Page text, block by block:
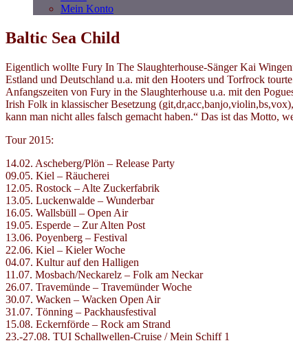
Mein Konto
Baltic Sea Child
Eigentlich wollte Fury In The Slaughterhouse-Sänger Kai
Estland und Deutschland u.a. mit den Hooters und Torfrock
Anfangszeiten von Fury in the Slaughterhouse u.a. mit den
Irish Folk in klassischer Besetzung
kann man nicht alles falsch gemacht haben.“ Das ist das Motto,
Tour 2015:
14.02. Ascheberg/Plön – Release Party
09.05. Kiel – Räucherei
12.05. Rostock – Alte Zuckerfabrik
13.05. Luckenwalde – Wunderbar
16.05. Wallsbüll – Open Air
19.05. Esperde – Zur Alten Post
13.06. Poyenberg – Festival
22.06. Kiel – Kieler Woche
04.07. Kultur auf den Halligen
11.07. Mosbach/Neckarelz – Folk am Neckar
26.07. Travemünde – Travemünder Woche
30.07. Wacken – Wacken Open Air
31.07. Tönning – Packhausfestival
15.08. Eckernförde – Rock am Strand
23.-27.08. TUI Schallwellen-Cruise / Mein Schiff 1